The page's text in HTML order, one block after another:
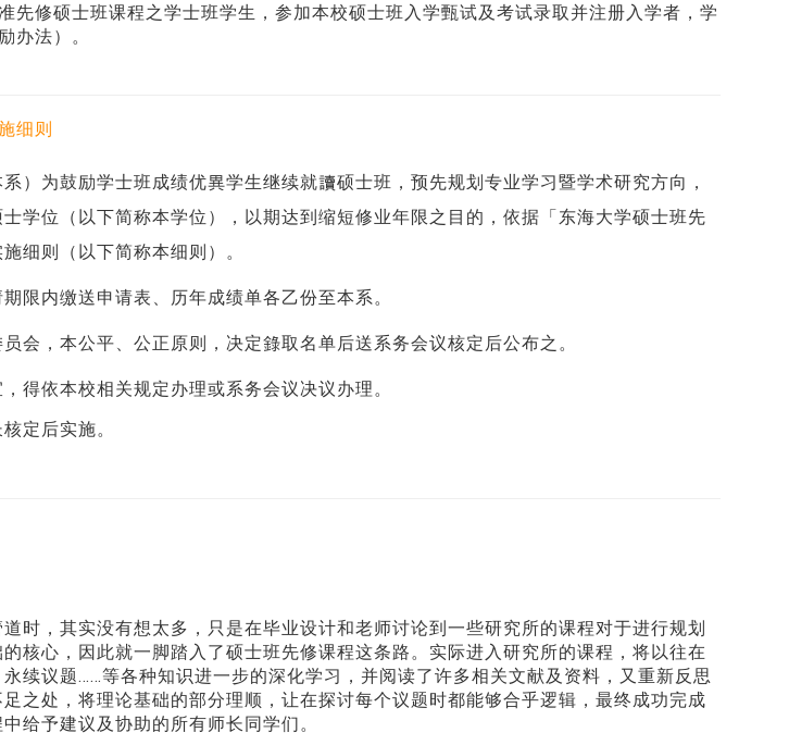
先修硕士班课程之学士班学生，参加本校硕士班入学甄试及考试录取并注册入学者，学
办法）。
细则
）为鼓励学士班成绩优異学生继续就讀硕士班，预先规划专业学习暨学术研究方向，
学位（以下简称本学位），以期达到缩短修业年限之目的，依据「东海大学硕士班先
细则（以下简称本细则）。
限内缴送申请表、历年成绩单各乙份至本系。
会，本公平、公正原则，决定錄取名单后送系务会议核定后公布之。
得依本校相关规定办理或系务会议决议办理。
定后实施。
时，其实没有想太多，只是在毕业设计和老师讨论到一些研究所的课程对于进行规划
核心，因此就一脚踏入了硕士班先修课程这条路。实际进入研究所的课程，将以往在
续议题……等各种知识进一步的深化学习，并阅读了许多相关文献及资料，又重新反思
之处，将理论基础的部分理顺，让在探讨每个议题时都能够合乎逻辑，最终成功完成
给予建议及协助的所有师长同学们。